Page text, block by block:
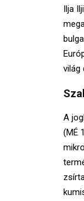
Ilja
világ
A
(MÉ